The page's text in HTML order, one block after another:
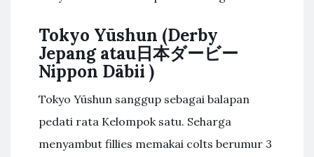
Tokyo Yūshun (Derby
Jepang atau日本ダービー
Nippon Dābii )
Tokyo Yūshun sanggup sebagai balapan
pedati rata Kelompok satu. Seharga
menyambut fillies memakai colts berumur 3